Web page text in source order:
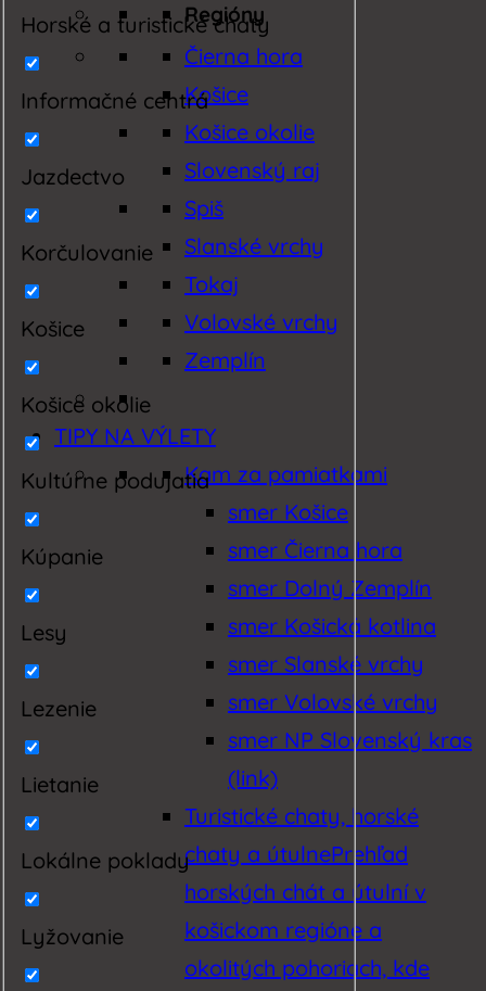
Horské a turistické chaty
Informačné centrá
Jazdectvo
Korčulovanie
Košice
Košice okolie
Kultúrne podujatia
Kúpanie
Lesy
Lezenie
Lietanie
Lokálne poklady
Lyžovanie
Regióny
Čierna hora
Košice
Košice okolie
Slovenský raj
Spiš
Slanské vrchy
Tokaj
Volovské vrchy
Zemplín
TIPY NA VÝLETY
Kam za pamiatkami
smer Košice
smer Čierna hora
smer Dolný Zemplín
smer Košická kotlina
smer Slanské vrchy
smer Volovské vrchy
smer NP Slovenský kras
(link)
Turistické chaty, horské
chaty a útulnePrehľad
horských chát a útulní v
košickom regióne a
okolitých pohoriach, kde